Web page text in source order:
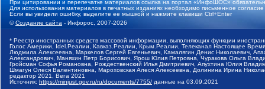
При цитировании и перепечатке материалов ссылка на портал «ИнфоШОС»
Для использования материалов в печатных изданиях необходимо письменное
Если вы увидели ошибку, выделите ее мышкой и нажмите клавиши Ctrl+Enter
©Создание сайта - Инфорос, 2007-2026
* Реестр иностранных средств массовой информации, выполняющих функции
Голос Америки, Idel.Реалии, Кавказ.Реалии, Крым.Реалии, Телеканал Настоящее
Людмила Алексеевна, Маркелов Сергей Евгеньевич, Камалягин Денис Николаевич,
Александрович, Маняхин Петр Борисович, Ярош Юлия Петровна, Чуракова Ольга
Гройсман Софья Романовна, Рождественский Илья Дмитриевич, Апухтина Юлия
Шмагун Олеся Валентиновна, Мароховская Алеся Алексеевна, Долинина Ирина
редактор 2021, Вега 2021
Источник: https://minjust.gov.ru/ru/documents/7755/ данные на 03.09.2021